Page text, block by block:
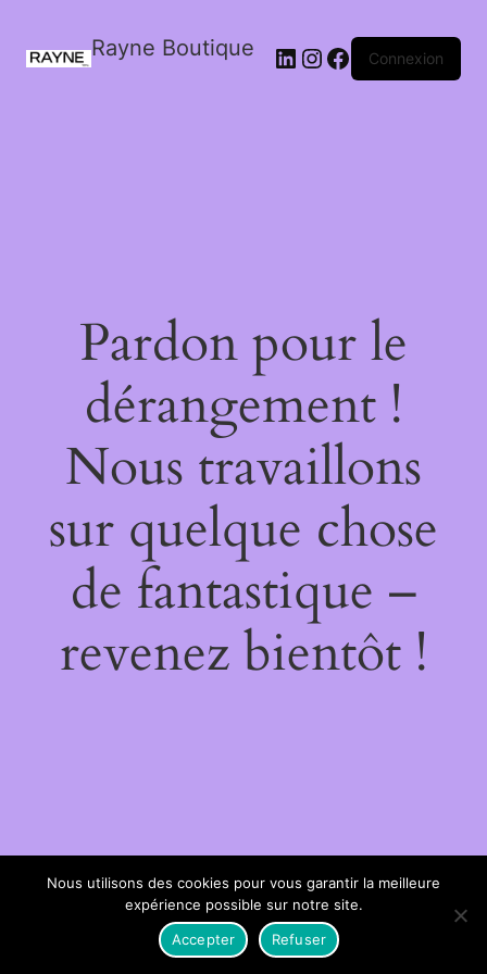
Rayne Boutique Connexion
Pardon pour le
dérangement !
Nous travaillons
sur quelque chose
de fantastique –
revenez bientôt !
Nous utilisons des cookies pour vous garantir la meilleure
expérience possible sur notre site.
Accepter
Refuser